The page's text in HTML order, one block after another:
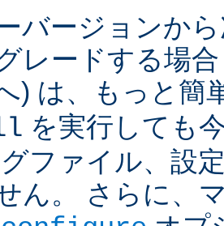
バージョンか
レードする場
) は、もっと簡
を実行しても
グファイル、設
ん。 さらに、